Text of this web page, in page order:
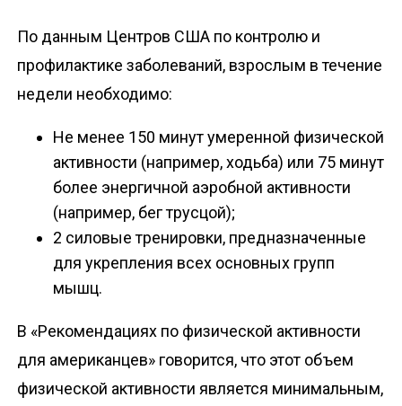
По данным Центров США по контролю и
профилактике заболеваний, взрослым в течение
недели необходимо:
Не менее 150 минут умеренной физической
активности (например, ходьба) или 75 минут
более энергичной аэробной активности
(например, бег трусцой);
2 силовые тренировки, предназначенные
для укрепления всех основных групп
мышц.
В «Рекомендациях по физической активности
для американцев» говорится, что этот объем
физической активности является минимальным,